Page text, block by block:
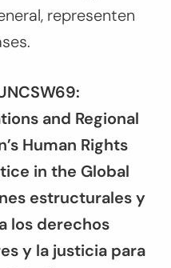
representen
9:
and Regional
Human Rights
in the Global
estructurales y
los derechos
y la justicia para